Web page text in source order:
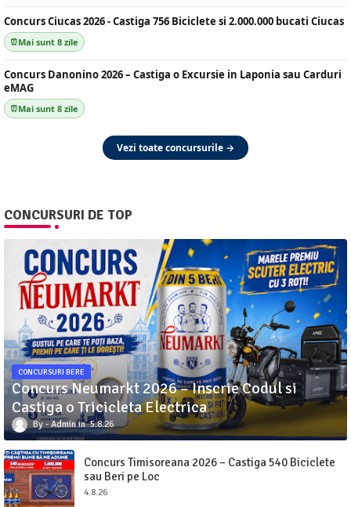
Concurs Ciucas 2026 - Castiga 756 Biciclete si 2.000.000 bucati Ciucas
Mai sunt 8 zile
Concurs Danonino 2026 – Castiga o Excursie in Laponia sau Carduri
eMAG
Mai sunt 8 zile
Vezi toate concursurile →
CONCURSURI DE TOP
CONCURSURI BERE
Concurs Neumarkt 2026 – Inscrie Codul si
Castiga o Tricicleta Electrica
Admin 5.8.26
Concurs Timisoreana 2026 – Castiga 540 Biciclete
sau Beri pe Loc
4.8.26